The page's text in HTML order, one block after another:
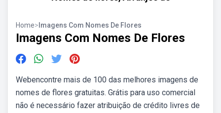
Home> Imagens Com Nomes De Flores
Imagens Com Nomes De Flores
Webencontre mais de 100 das melhores imagens de
nomes de flores gratuitas. Grátis para uso comercial
não é necessário fazer atribuição de crédito livres de